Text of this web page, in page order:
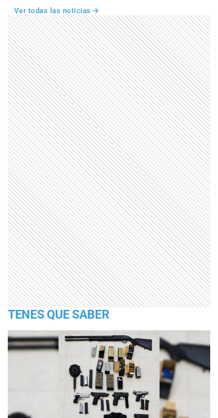
Ver todas las noticias
TENES QUE SABER